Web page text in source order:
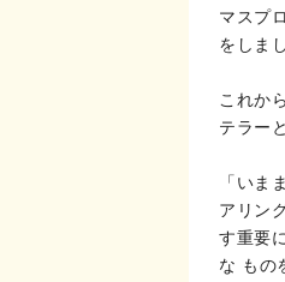
マスプ
をしま
これか
テラー
「いま
アリン
す重要
な もの